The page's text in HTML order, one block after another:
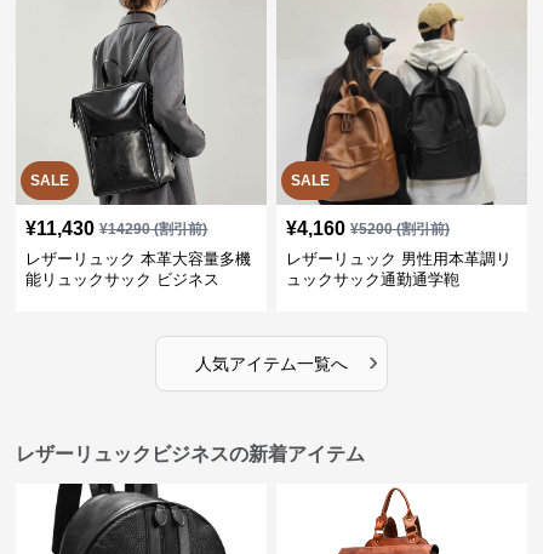
SALE
¥11,430 ¥14290(割引前)
レザーリュック 本革大容量多機
能リュックサック ビジネス
SALE
¥4,160 ¥5200(割引前)
レザーリュック 男性用本革調リ
ュックサック通勤通学鞄
人気アイテム一覧へ ›
レザーリュックビジネスの新着アイテム